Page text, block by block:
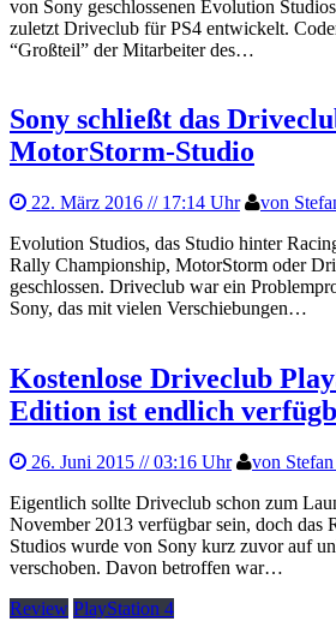
von Sony geschlossenen Evolution
zuletzt Driveclub für PS4 entwickelt.
“Großteil” der Mitarbeiter des…
Sony schließt das
MotorStorm-Studio
22. März 2016 // 17:14 Uhr von
Evolution Studios, das Studio hinter
Rally Championship, MotorStorm oder
geschlossen. Driveclub war ein
Sony, das mit vielen Verschiebungen…
Kostenlose Driveclub
Edition ist endlich
26. Juni 2015 // 03:16 Uhr von
Eigentlich sollte Driveclub schon zum
November 2013 verfügbar sein, doch das
Studios wurde von Sony kurz zuvor auf
verschoben. Davon betroffen war…
Review PlayStation 4